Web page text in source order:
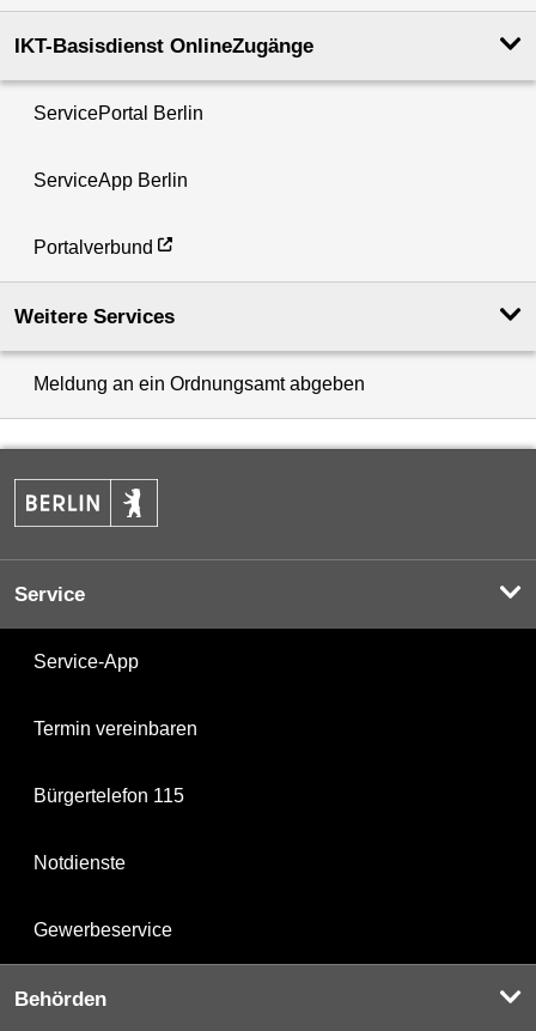
IKT-Basisdienst OnlineZugänge
ServicePortal Berlin
ServiceApp Berlin
Portalverbund
Weitere Services
Meldung an ein Ordnungsamt abgeben
Service
Service-App
Termin vereinbaren
Bürgertelefon 115
Notdienste
Gewerbeservice
Behörden